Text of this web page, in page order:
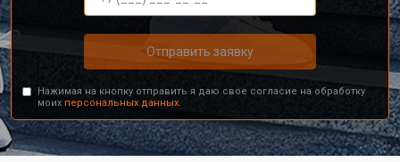
Отправить заявку
Нажимая на кнопку отправить я даю свое согласие на обработку
моих персональных данных.